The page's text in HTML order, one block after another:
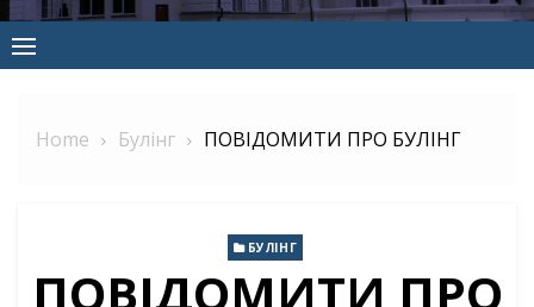
Home Булінг ПОВІДОМИТИ ПРО БУЛІНГ
БУЛІНГ
ПОВІДОМИТИ ПРО